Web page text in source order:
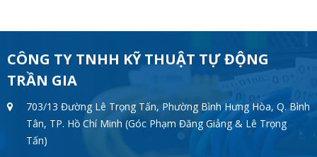
CÔNG TY TNHH KỸ THUẬT TỰ ĐỘNG
TRẦN GIA
703/13 Đường Lê Trọng Tấn, Phường Bình Hưng Hòa, Q. Bình
Tân, TP. Hồ Chí Minh (Góc Phạm Đăng Giảng & Lê Trọng
Tấn)